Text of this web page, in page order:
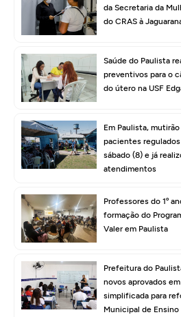
da Secretaria da
do CRAS à
Saúde do Paulista
preventivos para o
do útero na USF
Em Paulista,
pacientes
sábado (8) e já
atendimentos
Professores do 1º
formação do
Valer em Paulista
Prefeitura do
novos aprovados
simplificada para
Municipal de Ensino